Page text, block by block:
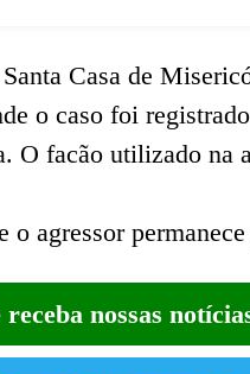
Casa de
o caso foi
O facão utilizado na
agressor
nossas